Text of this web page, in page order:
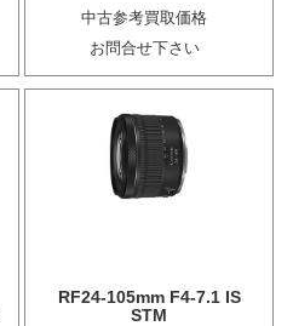
中古参考買取価格
お問合せ下さい
RF24-105mm F4-7.1 IS
STM